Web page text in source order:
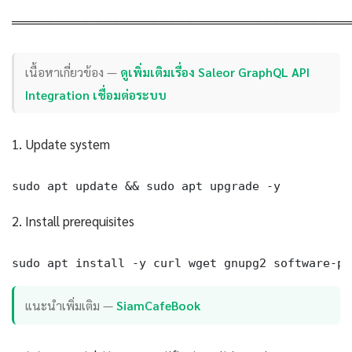
เนื้อหาเกี่ยวข้อง — ดูเพิ่มเติมเรื่อง Saleor GraphQL API
Integration เชื่อมต่อระบบ
1. Update system
sudo apt update && sudo apt upgrade -y
2. Install prerequisites
sudo apt install -y curl wget gnupg2 software-
แนะนำเพิ่มเติม —SiamCafeBook